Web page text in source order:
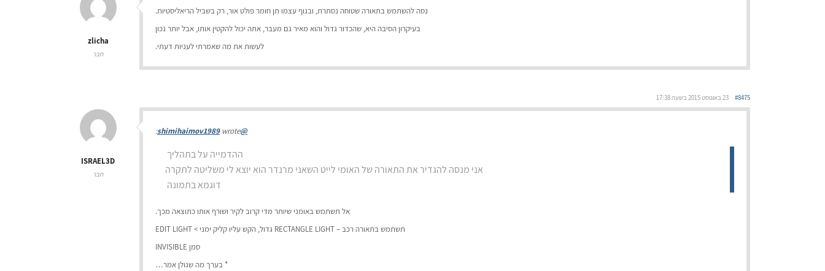
zlicha
חבר
נסה להשתמש בתאורה שטוחה נסתרת, ובגוף עצמו תן חומר פולט אור, רק בשביל הריאליסטיות.
בעיקרון הסיבה היא, שהכדור גדול והוא מאיר גם מעבר, אתה יכול להקטין אותו, אבל יותר נכון
לעשות את מה שאמרתי לעניות דעתי.
23 באוגוסט 2015 בשעה 17:38 #8475
ISRAEL3D
חבר
@shimihaimov1989
wrote:
ההדמייה על בתהליך
אני מנסה להגדיר את התאורה של האומי לייט השאני מרנדר הוא יוצא לי משליטה לתקרה
דוגמא בתמונה
אל תשתמש באומני שיותר מדי קרוב לקיר ושורף אותו כתוצאה מכך.
תשתמש בתאורה רכב – RECTANGLE LIGHT גדול, הקש עליו קליק ימני > EDIT LIGHT
סמן INVISIBLE
* בערך מה שגולן אמר…